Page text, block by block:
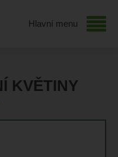
Hlavní menu
KVĚTINY